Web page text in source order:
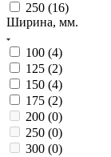
250 (16)
Ширина, мм.
100 (4)
125 (2)
150 (4)
175 (2)
200 (0)
250 (0)
300 (0)